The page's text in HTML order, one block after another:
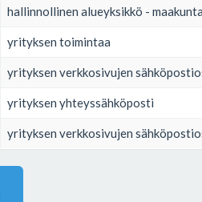
hallinnollinen alueyksikkö -
yrityksen toimintaa
yrityksen verkkosivujen
yrityksen yhteyssähköposti
yrityksen verkkosivujen